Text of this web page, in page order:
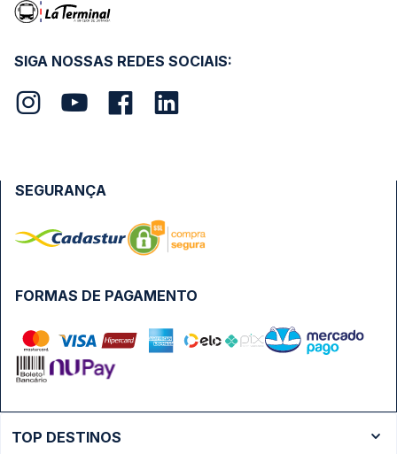
SIGA NOSSAS REDES SOCIAIS:
FORMAS DE PAGAMENTO
SEGURANÇA
TOP DESTINOS